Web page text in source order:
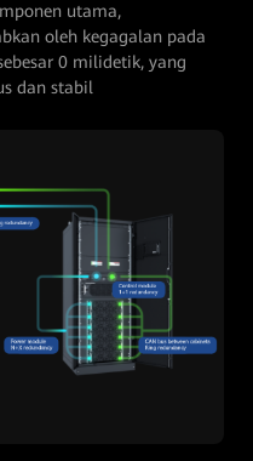
utama,
oleh kegagalan pada
0 milidetik, yang
dan stabil